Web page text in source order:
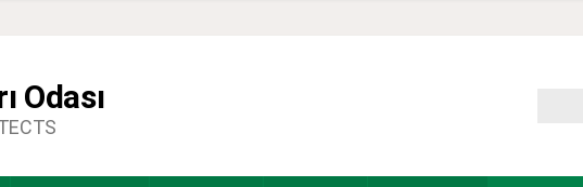
Odası